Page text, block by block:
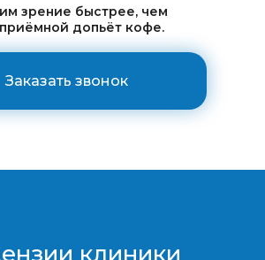
Заказать звонок
зрение быстрее, чем
допьёт кофе.
клиники